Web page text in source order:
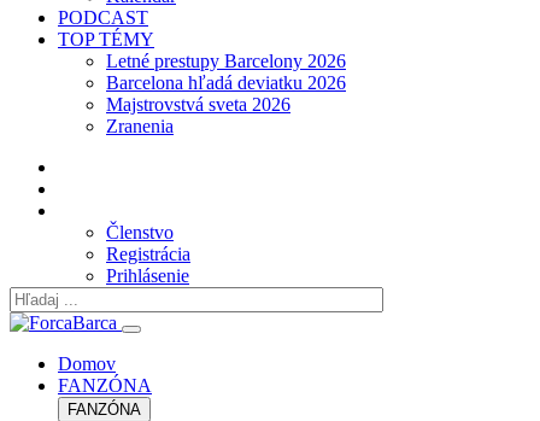
PODCAST
TOP TÉMY
Letné prestupy Barcelony 2026
Barcelona hľadá deviatku 2026
Majstrovstvá sveta 2026
Zranenia
Členstvo
Registrácia
Prihlásenie
Domov
FANZÓNA
FANZÓNA